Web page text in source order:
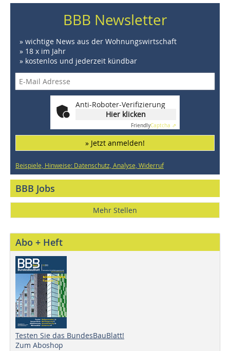
BBB Newsletter
» wichtige News aus der Wohnungswirtschaft
» 18 x im Jahr
» kostenlos und jederzeit kündbar
Anti-Roboter-Verifizierung
Hier klicken
FriendlyCaptcha ⇗
» Jetzt anmelden!
Beispiele, Hinweise: Datenschutz, Analyse, Widerruf
BBB Jobs
Mehr Stellen
Abo + Heft
Testen Sie das BundesBauBlatt!
Zum Aboshop